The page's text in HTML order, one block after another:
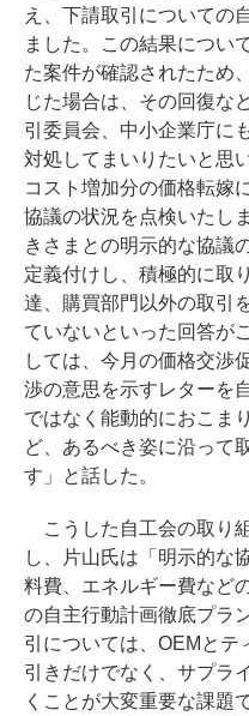
え、下請取引についての
ました。この結果につい
た案件が確認されたため
じた場合は、その回復な
引委員会、中小企業庁に
対処してまいりたいと思
コスト増加分の価格転嫁
協議の状況を点検いたし
きさまとの明示的な協議
定義付けし、積極的に取
達、購買部門以外の取引
ていないといった回答が
しては、今月の価格交渉
渉の意思を示すレターを
ではなく能動的におこま
ど、あるべき姿に沿って
す」と話した。
こうした自工会の取り
し、片山氏は「明示的な
料費、エネルギー費など
の自主行動計画徹底プラ
引については、OEMとテ
引きだけでなく、サプラ
くことが大変重要な課題